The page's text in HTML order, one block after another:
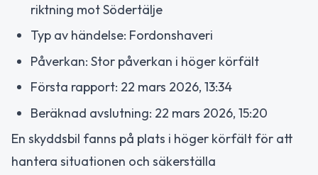
riktning mot Södertälje
Typ av händelse: Fordonshaveri
Påverkan: Stor påverkan i höger körfält
Första rapport: 22 mars 2026, 13:34
Beräknad avslutning: 22 mars 2026, 15:20
En skyddsbil fanns på plats i höger körfält för att
hantera situationen och säkerställa